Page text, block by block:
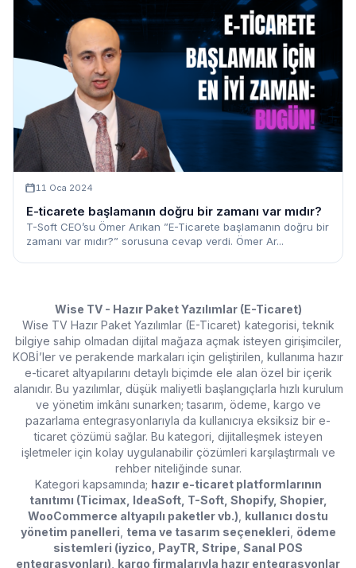
11 Oca 2024
E-ticarete başlamanın doğru bir zamanı var mıdır?
T-Soft CEO’su Ömer Arıkan ”E-Ticarete başlamanın doğru bir
zamanı var mıdır?” sorusuna cevap verdi. Ömer Ar...
Wise TV - Hazır Paket Yazılımlar (E-Ticaret)
Wise TV Hazır Paket Yazılımlar (E-Ticaret) kategorisi, teknik
bilgiye sahip olmadan dijital mağaza açmak isteyen girişimciler,
KOBİ’ler ve perakende markaları için geliştirilen, kullanıma hazır
e-ticaret altyapılarını detaylı biçimde ele alan özel bir içerik
alanıdır. Bu yazılımlar, düşük maliyetli başlangıçlarla hızlı kurulum
ve yönetim imkânı sunarken; tasarım, ödeme, kargo ve
pazarlama entegrasyonlarıyla da kullanıcıya eksiksiz bir e-
ticaret çözümü sağlar. Bu kategori, dijitalleşmek isteyen
işletmeler için kolay uygulanabilir çözümleri karşılaştırmalı ve
rehber niteliğinde sunar.
Kategori kapsamında; hazır e-ticaret platformlarının
tanıtımı (Ticimax, IdeaSoft, T-Soft, Shopify, Shopier,
WooCommerce altyapılı paketler vb.) kullanıcı dostu
yönetim panelleri tema ve tasarım seçenekleri ödeme
sistemleri (iyzico, PayTR, Stripe, Sanal POS
entegrasyonları) kargo firmalarıyla hazır entegrasyonlar